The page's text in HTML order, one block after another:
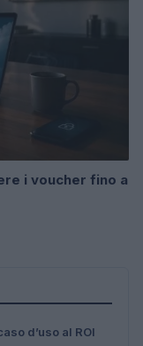
i voucher fino a
d’uso al ROI